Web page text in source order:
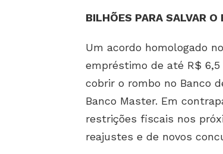
BILHÕES PARA SALVAR O
Um acordo homologado
empréstimo de até R$
cobrir o rombo no Banco
Banco Master. Em
restrições fiscais nos
reajustes e de novos